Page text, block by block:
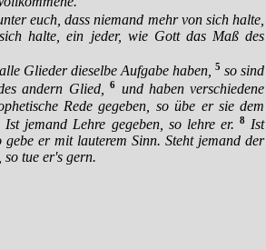
euch, dass niemand mehr von sich halte,
halte, ein jeder, wie Gott das Maß des
Glieder dieselbe Aufgabe haben, 5 so sind
andern Glied, 6 und haben verschiedene
Rede gegeben, so übe er sie dem
jemand Lehre gegeben, so lehre er. 8 Ist
er mit lauterem Sinn. Steht jemand der
tue er's gern.